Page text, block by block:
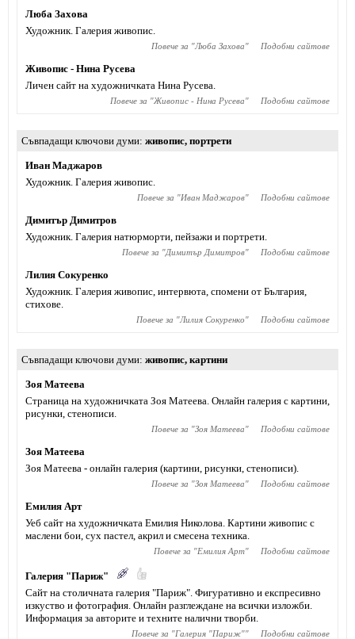
Люба Захова
Художник. Галерия живопис.
Повече за "Люба Захова" Подобни сайтове
Живопис - Нина Русева
Личен сайт на художничката Нина Русева.
Повече за "Живопис - Нина Русева" Подобни сайтове
Съвпадащи ключови думи живопис, портрети
Иван Маджаров
Художник. Галерия живопис.
Повече за "Иван Маджаров" Подобни сайтове
Димитър Димитров
Художник. Галерия натюрморти, пейзажи и портрети.
Повече за "Димитър Димитров" Подобни сайтове
Лилия Сокуренко
Художник. Галерия живопис, интервюта, спомени от България,
стихове.
Повече за "Лилия Сокуренко" Подобни сайтове
Съвпадащи ключови думи живопис, картини
Зоя Матеева
Страница на художничката Зоя Матеева. Онлайн галерия с картини,
рисунки, стенописи.
Повече за "Зоя Матеева" Подобни сайтове
Зоя Матеева
Зоя Матеева - онлайн галерия (картини, рисунки, стенописи).
Повече за "Зоя Матеева" Подобни сайтове
Емилия Арт
Уеб сайт на художничката Емилия Николова. Картини живопис с
маслени бои, сух пастел, акрил и смесена техника.
Повече за "Емилия Арт" Подобни сайтове
Галерия "Париж"
Сайт на столичната галерия "Париж". Фигуративно и експресивно
изкуство и фотография. Онлайн разглеждане на всички изложби.
Информация за авторите и техните налични творби.
Повече за "Галерия "Париж"" Подобни сайтове